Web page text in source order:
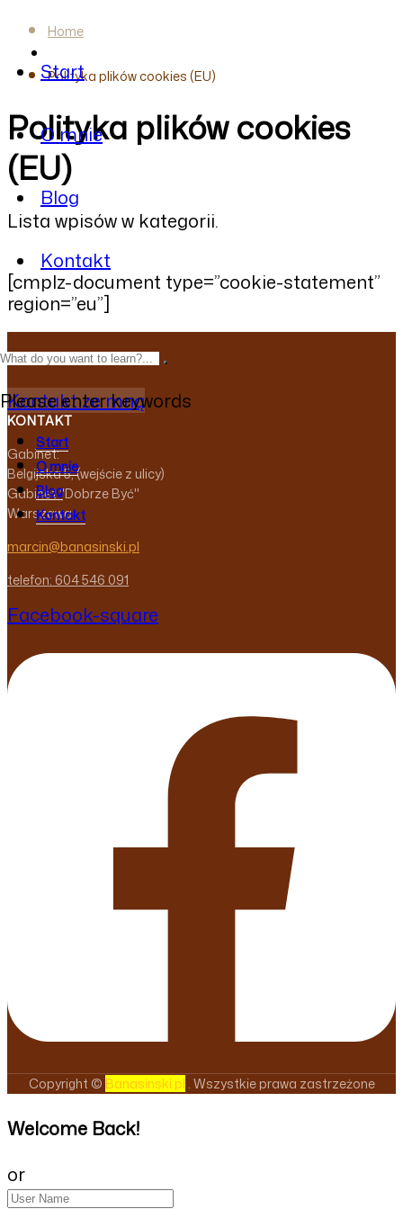
Start
O mnie
Blog
Kontakt
Please enter keywords
Start
O mnie
Blog
Kontakt
Home
Polityka plików cookies (EU)
Polityka plików cookies
(EU)
Lista wpisów w kategorii.
[cmplz-document type=”cookie-statement”
region=”eu”]
Kontakt ze mną
KONTAKT
Gabinet:
Belgijska 5, (wejście z ulicy)
Gabinet "Dobrze Być"
Warszawa
marcin@banasinski.pl
telefon: 604 546 091
Facebook-square
Copyright © Banasinski.pl . Wszystkie prawa zastrzeżone
Welcome Back!
or